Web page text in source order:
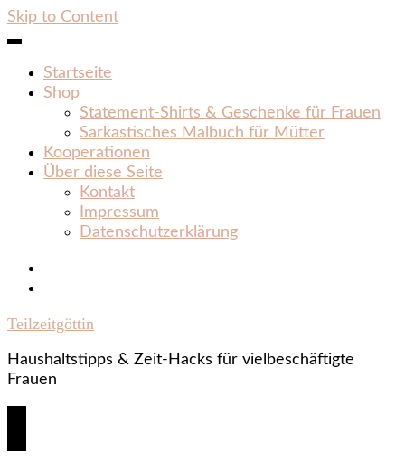
Skip to Content
Startseite
Shop
Statement‑Shirts & Geschenke für Frauen
Sarkastisches Malbuch für Mütter
Kooperationen
Über diese Seite
Kontakt
Impressum
Datenschutzerklärung
Teilzeitgöttin
Haushaltstipps & Zeit‑Hacks für vielbeschäftigte
Frauen